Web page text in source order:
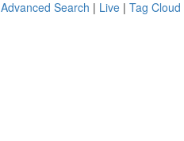
Advanced Search | Live | Tag Cloud